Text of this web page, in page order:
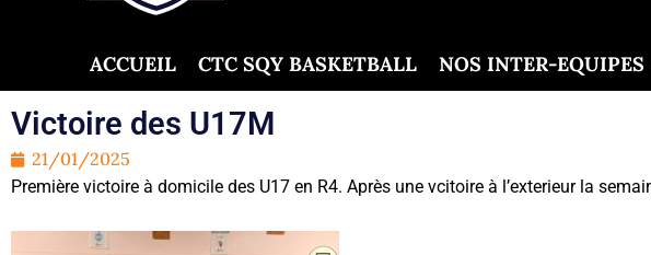
ACCUEIL CTC SQY BASKETBALL NOS INTER-EQUIPES
Victoire des U17M
21/01/2025
Première victoire à domicile des U17 en R4. Après une vcitoire à l’exterieur la